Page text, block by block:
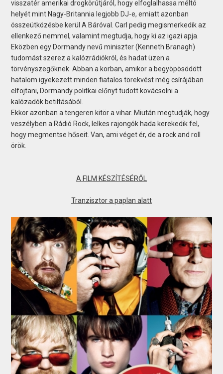
visszatér amerikai drogkörútjáról, hogy elfoglalhassa méltó
helyét mint Nagy-Britannia legjobb DJ-e, emiatt azonban
összeütközésbe kerül A Báróval. Carl pedig megismerkedik az
ellenkező nemmel, valamint megtudja, hogy ki az igazi apja.
Eközben egy Dormandy nevű miniszter (Kenneth Branagh)
tudomást szerez a kalózrádiókról, és hadat üzen a
törvényszegőknek. Abban a korban, amikor a begyöpösödött
hatalom igyekezett minden fiatalos törekvést még csírájában
elfojtani, Dormandy politkai előnyt tudott kovácsolni a
kalózadók betiltásából.
Ekkor azonban a tengeren kitör a vihar. Miután megtudják, hogy
veszélyben a Rádió Rock, lelkes rajongók hada kerekedik fel,
hogy megmentse hőseit. Van, ami véget ér, de a rock and roll
örök.
A FILM KÉSZÍTÉSÉRŐL
Tranzisztor a paplan alatt